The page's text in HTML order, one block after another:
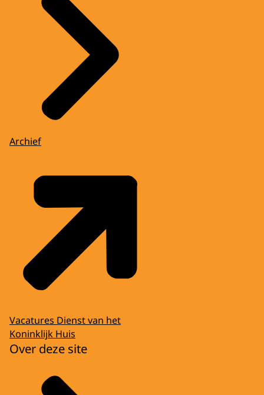
Archief
Vacatures Dienst van het
Koninklijk Huis
Over deze site